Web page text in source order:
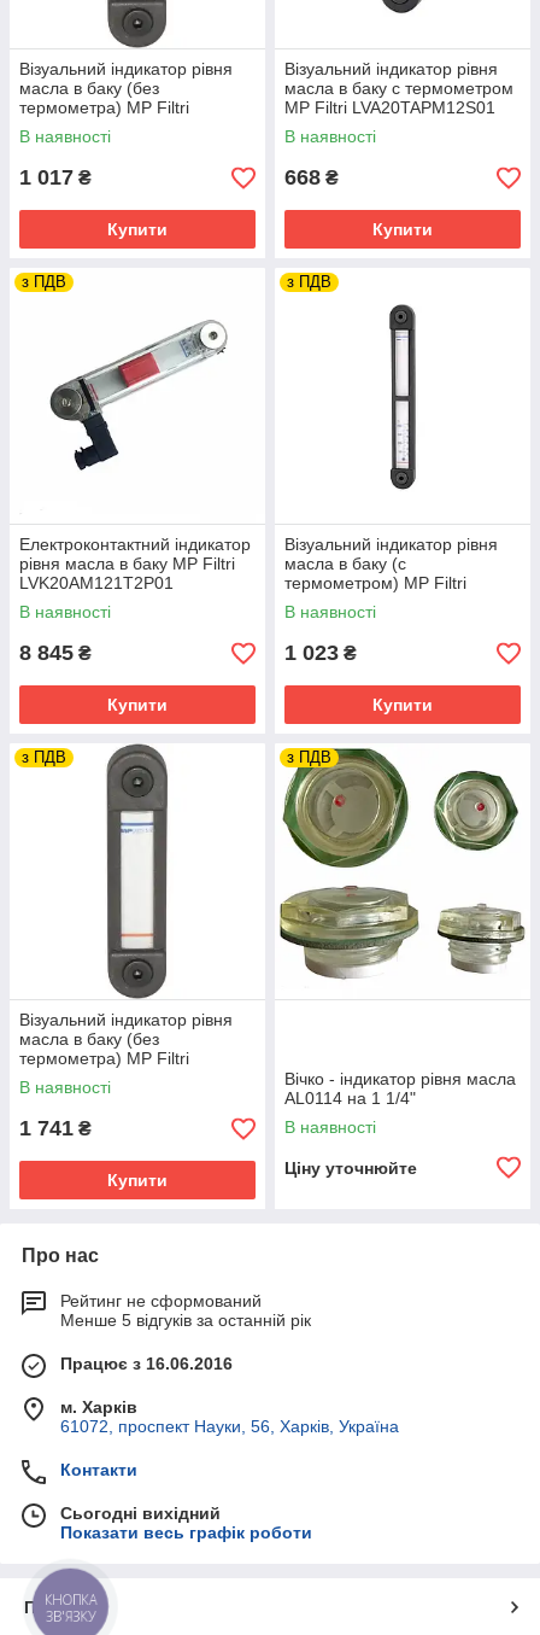
Візуальний індикатор рівня
масла в баку (без
термометра) MP Filtri
LVA20SAPM12S01
В наявності
1 017 ₴
Купити
Візуальний індикатор рівня
масла в баку c термометром
MP Filtri LVA20TAPM12S01
В наявності
668 ₴
Купити
з ПДВ
Електроконтактний індикатор
рівня масла в баку MP Filtri
LVK20AM121T2P01
В наявності
8 845 ₴
Купити
з ПДВ
Візуальний індикатор рівня
масла в баку (c
термометром) MP Filtri
LVA30TAPM12S01
В наявності
1 023 ₴
Купити
з ПДВ
Візуальний індикатор рівня
масла в баку (без
термометра) MP Filtri
LVA30SAPM12S01
В наявності
1 741 ₴
Купити
з ПДВ
Вічко - індикатор рівня масла
AL0114 на 1 1/4"
В наявності
Ціну уточнюйте
Про нас
Рейтинг не сформований
Менше 5 відгуків за останній рік
Працює з 16.06.2016
м. Харків
61072, проспект Науки, 56, Харків, Україна
Контакти
Сьогодні вихідний
Показати весь графік роботи
Про нас
КНОПКА
ЗВ'ЯЗКУ